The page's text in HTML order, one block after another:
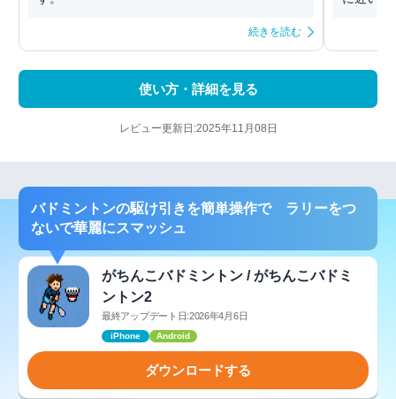
続きを読む
使い方・詳細を見る
レビュー更新日:2025年11月08日
バドミントンの駆け引きを簡単操作で ラリーをつ
ないで華麗にスマッシュ
がちんこバドミントン / がちんこバドミ
ントン2
最終アップデート日:2026年4月6日
iPhone Android
ダウンロードする